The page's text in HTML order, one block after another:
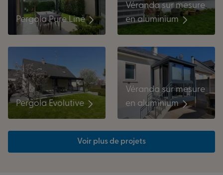
Pergola Pure Line
Véranda sur mesure
en aluminium
Pergola Evolutive
Véranda sur mesure
en aluminium
Voir plus de projets